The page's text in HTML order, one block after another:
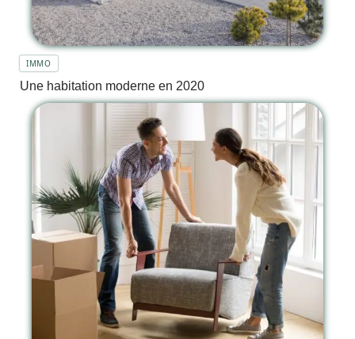
IMMO
Une habitation moderne en 2020